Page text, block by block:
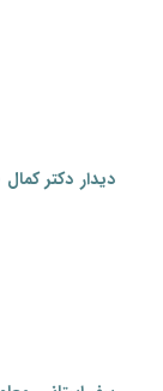
دیدار دکتر